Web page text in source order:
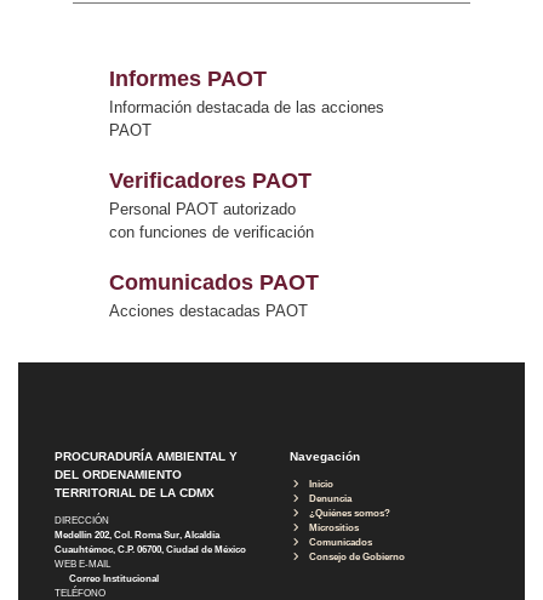
Informes PAOT
Información destacada de las acciones
PAOT
Verificadores PAOT
Personal PAOT autorizado
con funciones de verificación
Comunicados PAOT
Acciones destacadas PAOT
PROCURADURÍA AMBIENTAL Y
DEL ORDENAMIENTO
TERRITORIAL DE LA CDMX
DIRECCIÓN
Medellín 202, Col. Roma Sur, Alcaldía
Cuauhtémoc, C.P. 06700, Ciudad de México
WEB E-MAIL
Correo Institucional
TELÉFONO
Navegación
Inicio
Denuncia
¿Quiénes somos?
Micrositios
Comunicados
Consejo de Gobierno